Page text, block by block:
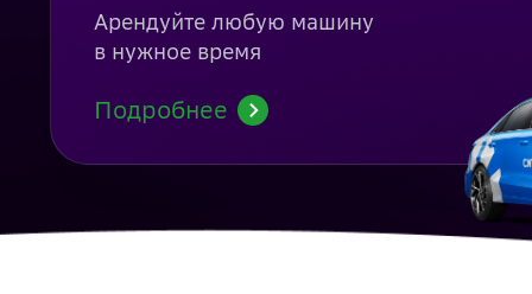
Тарифы
Корпоративный
О страховании каско
Арендуйте любую машину
в нужное время
Подробнее